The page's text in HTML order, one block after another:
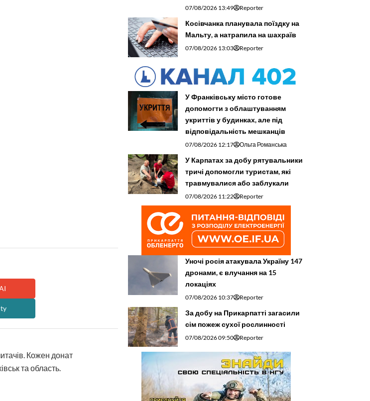
Кожен донат
та область.
07/08/2026 13:49 Reporter
Косівчанка планувала поїздку на
Мальту, а натрапила на шахраїв
07/08/2026 13:03 Reporter
У Франківську місто готове
допомогти з облаштуванням
укриттів у будинках, але під
відповідальність мешканців
07/08/2026 12:17 Ольга Романська
У Карпатах за добу рятувальники
тричі допомогли туристам, які
травмувалися або заблукали
07/08/2026 11:22 Reporter
Уночі росія атакувала Україну 147
дронами, є влучання на 15
локаціях
07/08/2026 10:37 Reporter
За добу на Прикарпатті загасили
сім пожеж сухої рослинності
07/08/2026 09:50 Reporter